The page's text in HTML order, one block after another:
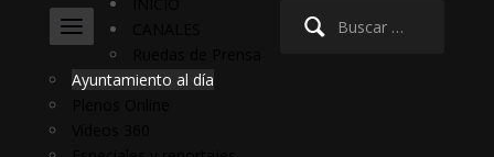
Buscar:
Ayuntamiento al día